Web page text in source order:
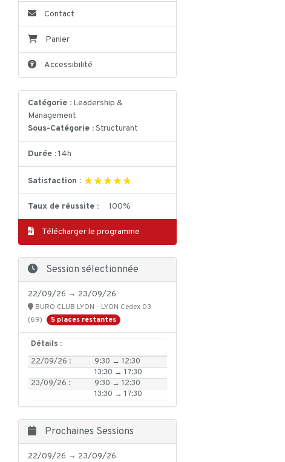
Contact
Panier
Accessibilité
Catégorie : Leadership &
Management
Sous-Catégorie : Structurant
Durée :14h
Satisfaction : ★★★★★
★★★★★
Taux de réussite : 100%
Télécharger le programme
Session sélectionnée
22/09/26 → 23/09/26
BURO CLUB LYON - LYON Cedex 03
(69)
5 places restantes
Détails :
22/09/26 :
9:30 → 12:30
13:30 → 17:30
23/09/26 :
9:30 → 12:30
13:30 → 17:30
Prochaines Sessions
22/09/26 → 23/09/26